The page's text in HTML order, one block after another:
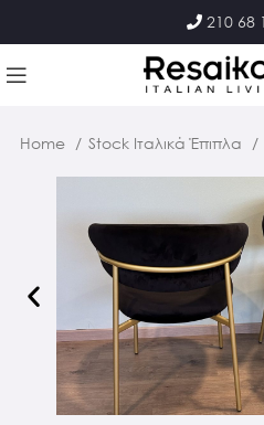
210 68
Home Stock Ιταλικά Έπιπλα